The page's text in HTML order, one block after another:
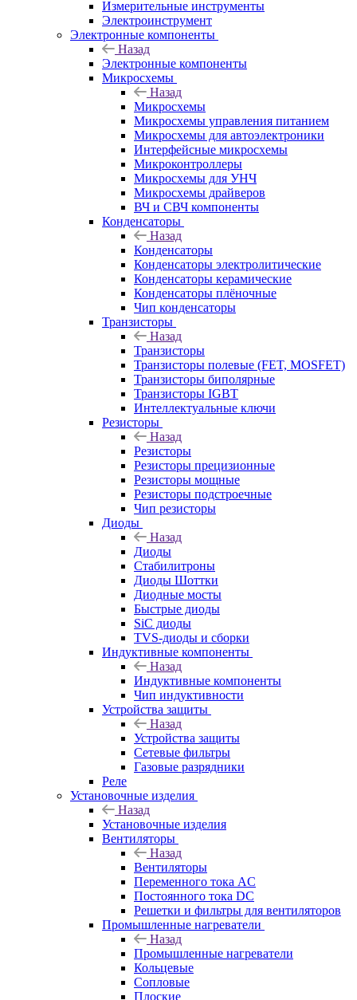
Измерительные инструменты
Электроинструмент
Электронные компоненты
Назад
Электронные компоненты
Микросхемы
Назад
Микросхемы
Микросхемы управления питанием
Микросхемы для автоэлектроники
Интерфейсные микросхемы
Микроконтроллеры
Микросхемы для УНЧ
Микросхемы драйверов
ВЧ и СВЧ компоненты
Конденсаторы
Назад
Конденсаторы
Конденсаторы электролитические
Конденсаторы керамические
Конденсаторы плёночные
Чип конденсаторы
Транзисторы
Назад
Транзисторы
Транзисторы полевые (FET, MOSFET)
Транзисторы биполярные
Транзисторы IGBT
Интеллектуальные ключи
Резисторы
Назад
Резисторы
Резисторы прецизионные
Резисторы мощные
Резисторы подстроечные
Чип резисторы
Диоды
Назад
Диоды
Стабилитроны
Диоды Шоттки
Диодные мосты
Быстрые диоды
SiC диоды
TVS-диоды и сборки
Индуктивные компоненты
Назад
Индуктивные компоненты
Чип индуктивности
Устройства защиты
Назад
Устройства защиты
Сетевые фильтры
Газовые разрядники
Реле
Установочные изделия
Назад
Установочные изделия
Вентиляторы
Назад
Вентиляторы
Переменного тока AC
Постоянного тока DC
Решетки и фильтры для вентиляторов
Промышленные нагреватели
Назад
Промышленные нагреватели
Кольцевые
Сопловые
Плоские